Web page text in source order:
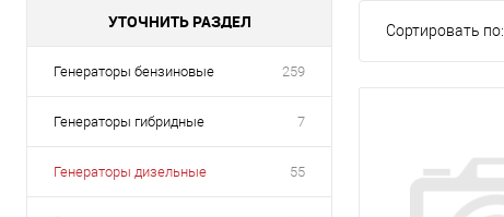
УТОЧНИТЬ РАЗДЕЛ
Генераторы бензиновые 259
Генераторы гибридные 7
Генераторы дизельные 55
Сортировать по: